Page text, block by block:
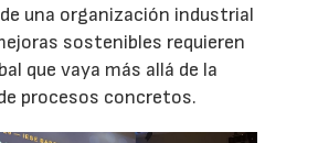
una organización industrial
sostenibles requieren
que vaya más allá de la
procesos concretos.